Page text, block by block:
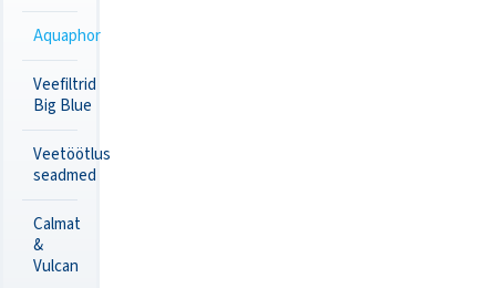
Aquaphor
Veefiltrid
Big Blue
Veetöötlus
seadmed
Calmat
&
Vulcan